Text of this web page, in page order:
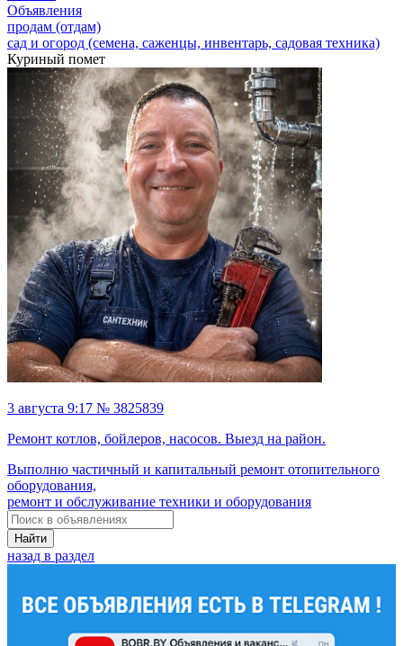
Объявления
продам (отдам)
сад и огород (семена, саженцы, инвентарь, садовая техника)
Куриный помет
3 августа 9:17 № 3825839
Ремонт котлов, бойлеров, насосов. Выезд на район.
Выполню частичный и капитальный ремонт отопительного
оборудования,
ремонт и обслуживание техники и оборудования
Найти
назад в раздел